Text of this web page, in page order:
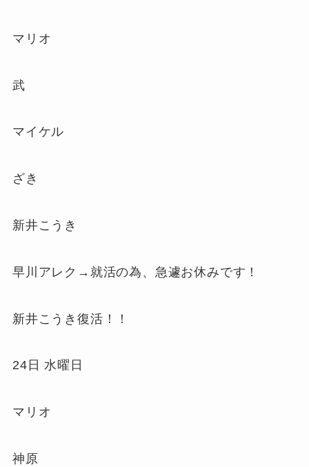
マリオ
武
マイケル
ざき
新井こうき
早川アレク→就活の為、急遽お休みです！
新井こうき復活！！
24日 水曜日
マリオ
神原